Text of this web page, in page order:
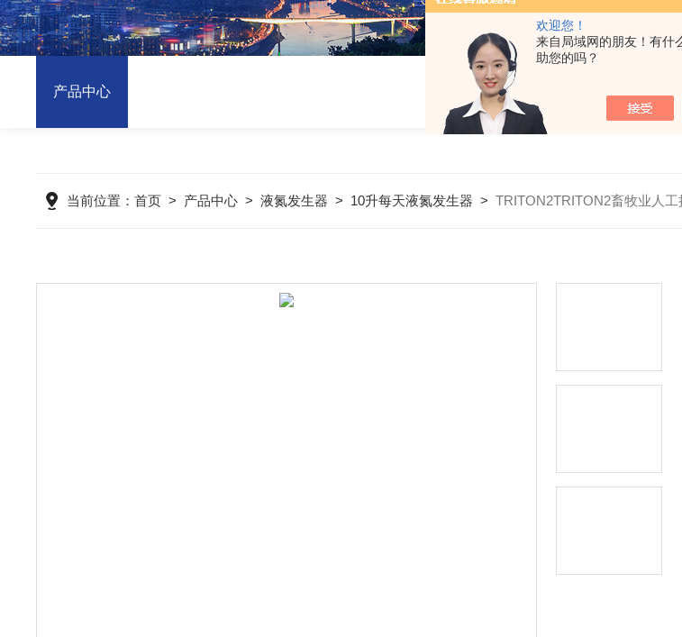
欢迎您！
来自局域网的朋友！有什
助您的吗？
产品中心
当前位置：首页 > 产品中心 >液氮发生器 > 10升每天液氮发生器 >TRITON2TRITON2畜牧业人